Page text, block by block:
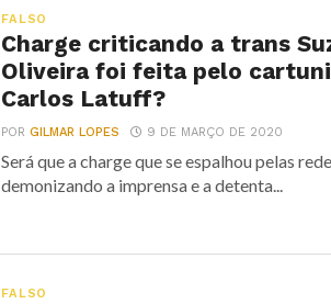
FALSO
Charge criticando a trans
Oliveira foi feita pelo
Carlos Latuff?
PORGILMAR LOPES 9 DE MARÇO DE 2020
Será que a charge que se espalhou pelas
demonizando a imprensa e a detenta...
FALSO